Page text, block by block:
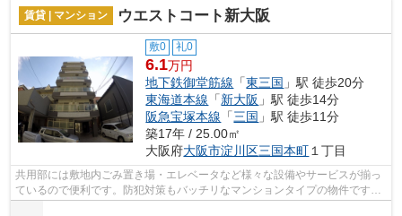
賃貸 | マンション ウエストコート新大阪
敷0 礼0
6.1万円
地下鉄御堂筋線 「東三国 」駅 徒歩20分
東海道本線 「新大阪 」駅 徒歩14分
阪急宝塚本線 「三国 」駅 徒歩11分
築17年 / 25.00㎡
大阪府大阪市淀川区三国本町 １丁目
共用部には敷地内ごみ置き場・エレベータなど様々な設備やサービスが揃っ
ているので便利です。防犯対策もバッチリなマンションタイプの物件です。
近くに駅が2つあるため、用途や行き先...